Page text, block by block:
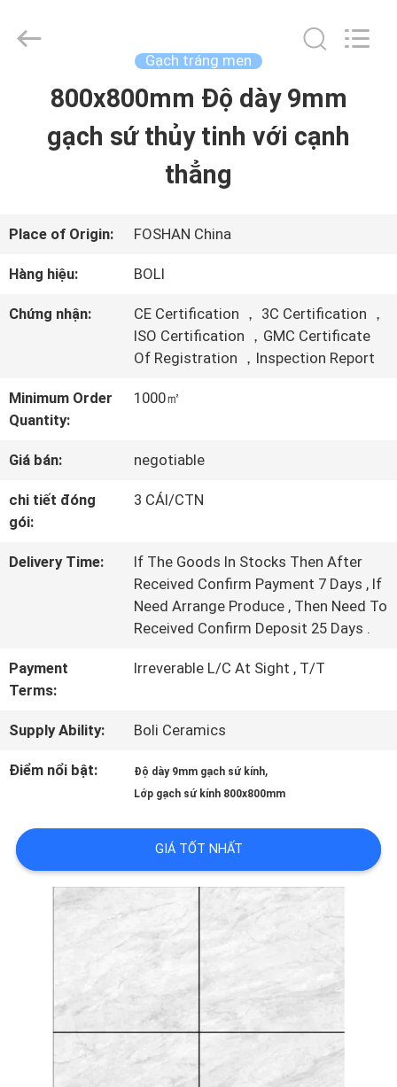
NHÀ
VIDEO
TÔI
CHUYẾN
THAM
KIỂM
SOÁT
CHẤT
LIÊN
FOSHAN
Gạch tráng men
800x800mm Độ dày 9mm
gạch sứ thủy tinh với cạnh
thẳng
Place of Origin: FOSHAN China
Hàng hiệu: BOLI
Chứng nhận:
CE Certification ， 3C Certification ，
ISO Certification ，GMC Certificate
Of Registration ，Inspection Report
Minimum Order
Quantity:
1000㎡
Giá bán: negotiable
chi tiết đóng
gói:
3 CÁI/CTN
Delivery Time:
If The Goods In Stocks Then After
Received Confirm Payment 7 Days , If
Need Arrange Produce , Then Need To
Received Confirm Deposit 25 Days .
Payment
Terms:
Irreverable L/C At Sight , T/T
Supply Ability: Boli Ceramics
Điểm nổi bật: Độ dày 9mm gạch sứ kính,
Lớp gạch sứ kính 800x800mm
GIÁ TỐT NHẤT